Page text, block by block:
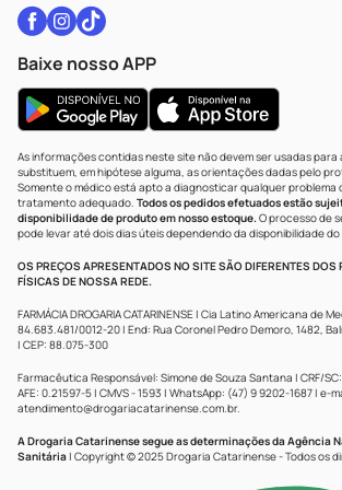
Baixe nosso APP
As informações contidas neste site não devem ser usadas
substituem, em hipótese alguma, as orientações dadas pelo
Somente o médico está apto a diagnosticar qualquer problema
tratamento adequado. Todos os pedidos efetuados estão
disponibilidade de produto em nosso estoque.O processo de
pode levar até dois dias úteis dependendo da disponibilidade
OS PREÇOS APRESENTADOS NO SITE SÃO DIFERENTES DOS
FÍSICAS DE NOSSA REDE.
FARMÁCIA DROGARIA CATARINENSE | Cia Latino Americana de
84.683.481/0012-20 | End: Rua Coronel Pedro Demoro, 1482,
| CEP: 88.075-300
Farmacêutica Responsável: Simone de Souza Santana | CRF/SC:
AFE: 0.21597-5 | CMVS - 1593 | WhatsApp: (47) 9 9202-1687 | e-
atendimento@drogariacatarinense.com.br.
A Drogaria Catarinense segue as determinações da Agência
Sanitária | Copyright © 2025 Drogaria Catarinense - Todos os